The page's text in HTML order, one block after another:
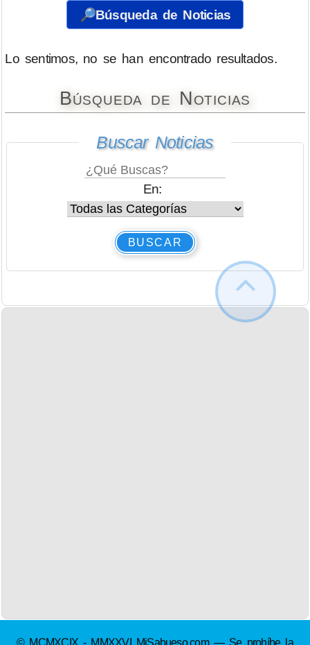
🔎Búsqueda de Noticias
Lo sentimos, no se han encontrado resultados.
Búsqueda de Noticias
Buscar Noticias
En:
BUSCAR
© MCMXCIX - MMXXVI MiSabueso.com — Se prohíbe la